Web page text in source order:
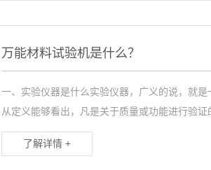
万能材料试验机是什么？
一、实验仪器是什么实验仪器，广义的说，就
从定义能够看出，凡是关于质量或功能进行验证
了解详情 +